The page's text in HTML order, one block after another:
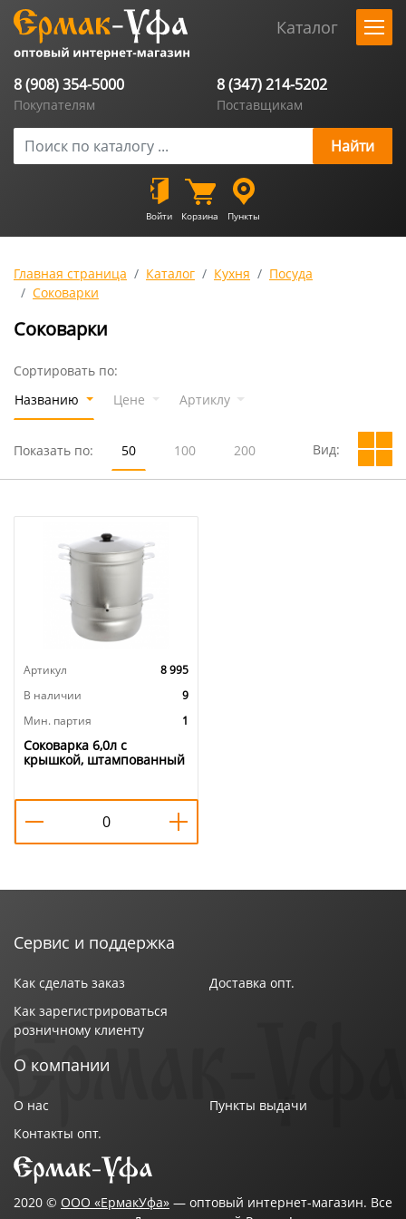
Каталог
8 (908) 354-5000
Покупателям
8 (347) 214-5202
Поставщикам
Войти Корзина Пункты
Главная страница Каталог Кухня
Посуда
Соковарки
Соковарки
Сортировать по:
Названию
Цене Артиклу
Показать по: 50 100 200 Вид:
Артикул
8 995
В наличии
9
Мин. партия
1
Соковарка 6,0л с
крышкой, штампованный
Сервис и поддержка
Как сделать заказ
Как зарегистрироваться
розничному клиенту
Доставка опт.
О компании
О нас
Контакты опт.
Пункты выдачи
2020 © ООО «ЕрмакУфа» — оптовый интернет-магазин. Все